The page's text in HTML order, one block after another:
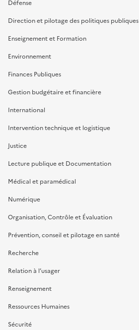
Défense
Direction et pilotage des politiques publiques
Enseignement et Formation
Environnement
Finances Publiques
Gestion budgétaire et financière
International
Intervention technique et logistique
Justice
Lecture publique et Documentation
Médical et paramédical
Numérique
Organisation, Contrôle et Évaluation
Prévention, conseil et pilotage en santé
Recherche
Relation à l’usager
Renseignement
Ressources Humaines
Sécurité